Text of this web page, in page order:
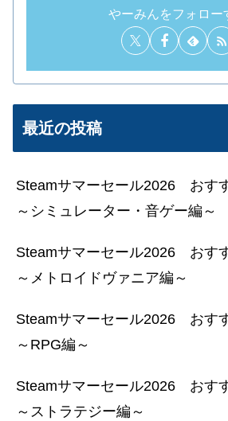
やーみんをフォロー
最近の投稿
Steamサマーセール2026 おす
～シミュレーター・音ゲー編～
Steamサマーセール2026 おす
～メトロイドヴァニア編～
Steamサマーセール2026 おす
～RPG編～
Steamサマーセール2026 おす
～ストラテジー編～